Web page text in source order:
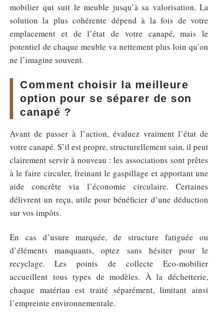
mobilier qui suit le meuble jusqu’à sa valorisation. La
solution la plus cohérente dépend à la fois de votre
emplacement et de l’état de votre canapé, mais le
potentiel de chaque meuble va nettement plus loin qu’on
ne l’imagine souvent.
Comment choisir la meilleure
option pour se séparer de son
canapé ?
Avant de passer à l’action, évaluez vraiment l’état de
votre canapé. S’il est propre, structurellement sain, il peut
clairement servir à nouveau : les associations sont prêtes
à le faire circuler, freinant le gaspillage et apportant une
aide concrète via l’économie circulaire. Certaines
délivrent un reçu, utile pour bénéficier d’une déduction
sur vos impôts.
En cas d’usure marquée, de structure fatiguée ou
d’éléments manquants, optez sans hésiter pour le
recyclage. Les points de collecte Eco-mobilier
accueillent tous types de modèles. À la déchetterie,
chaque matériau est traité séparément, limitant ainsi
l’empreinte environnementale.